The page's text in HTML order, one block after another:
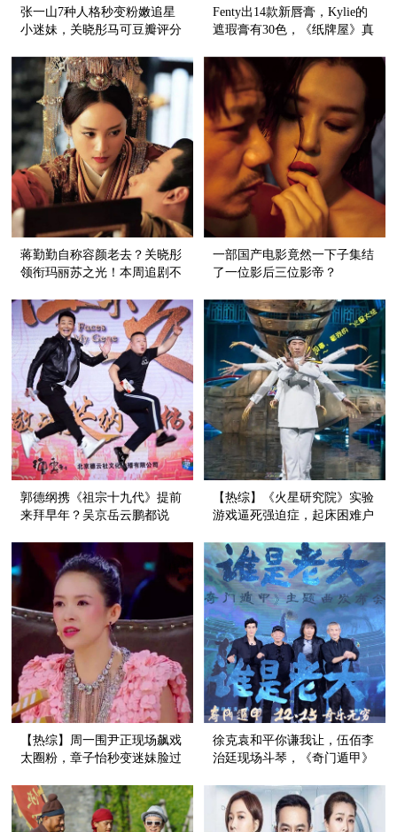
张一山7种人格秒变粉嫩追星
小迷妹，关晓彤马可豆瓣评分
红黑榜】
Fenty出14款新唇膏，Kylie的
遮瑕膏有30色，《纸牌屋》真
离时髦】
蒋勤勤自称容颜老去？关晓彤
领衔玛丽苏之光！本周追剧不
一部国产电影竟然一下子集结
了一位影后三位影帝？
郭德纲携《祖宗十九代》提前
来拜早年？吴京岳云鹏都说
【热综】《火星研究院》实验
游戏逼死强迫症，起床困难户
【热综】周一围尹正现场飙戏
太圈粉，章子怡秒变迷妹脸过
徐克袁和平你谦我让，伍佰李
治廷现场斗琴，《奇门遁甲》